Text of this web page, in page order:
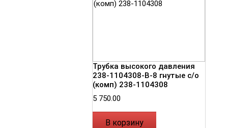
Трубка высокого давления
238-1104308-В-8 гнутые с/о
(комп) 238-1104308
5 750.00
В корзину